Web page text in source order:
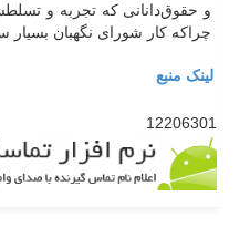
و حقوق‌دانانی که تجربه و
چراکه کار شورای نگهبان
لینک منبع
12206301